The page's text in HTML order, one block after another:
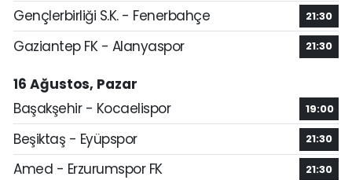
Gençlerbirliği S.K. - Fenerbahçe 21:30
Gaziantep FK - Alanyaspor 21:30
16 Ağustos, Pazar
Başakşehir - Kocaelispor
19:00
Beşiktaş - Eyüpspor 21:30
Amed - Erzurumspor FK 21:30